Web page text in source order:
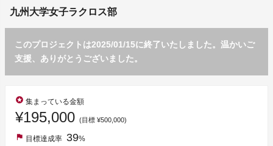
九州大学女子ラクロス部
このプロジェクトは2025/01/15に終了いたしました。温かいご
支援、ありがとうございました。
stars 集まっている金額
¥195,000 (目標 ¥500,000)
flag 目標達成率 39%